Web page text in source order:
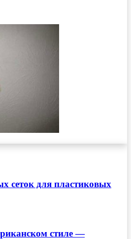
сеток для пластиковых
стиле —